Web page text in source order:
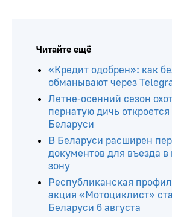
Читайте ещё
«Кредит одобрен»: как
обманывают через
Летне-осенний сезон
пернатую дичь откроется
Беларуси
В Беларуси расширен
документов для въезда
зону
Республиканская
акция «Мотоциклист»
Беларуси 6 августа